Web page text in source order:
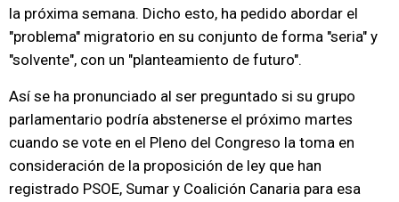
la próxima semana. Dicho esto, ha pedido abordar el
"problema" migratorio en su conjunto de forma "seria" y
"solvente", con un "planteamiento de futuro".
Así se ha pronunciado al ser preguntado si su grupo
parlamentario podría abstenerse el próximo martes
cuando se vote en el Pleno del Congreso la toma en
consideración de la proposición de ley que han
registrado PSOE, Sumar y Coalición Canaria para esa